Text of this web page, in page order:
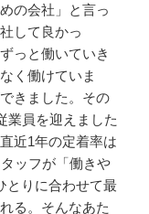
の会社」と言っ
して良かっ
っと働いていき
く働けていま
きました。その
業員を迎えました
近1年の定着率は
ッフが「働きや
とりに合わせて最
る。そんなあた